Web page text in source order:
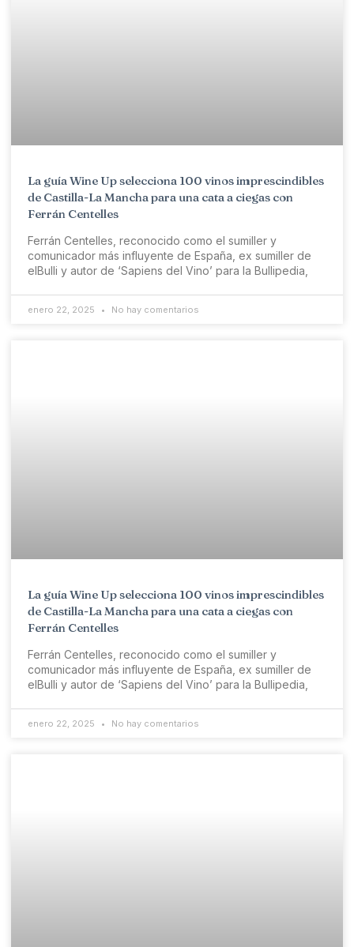
La guía Wine Up selecciona 100 vinos imprescindibles
de Castilla-La Mancha para una cata a ciegas con
Ferrán Centelles
Ferrán Centelles, reconocido como el sumiller y
comunicador más influyente de España, ex sumiller de
elBulli y autor de ‘Sapiens del Vino’ para la Bullipedia,
enero 22, 2025 No hay comentarios
La guía Wine Up selecciona 100 vinos imprescindibles
de Castilla-La Mancha para una cata a ciegas con
Ferrán Centelles
Ferrán Centelles, reconocido como el sumiller y
comunicador más influyente de España, ex sumiller de
elBulli y autor de ‘Sapiens del Vino’ para la Bullipedia,
enero 22, 2025 No hay comentarios